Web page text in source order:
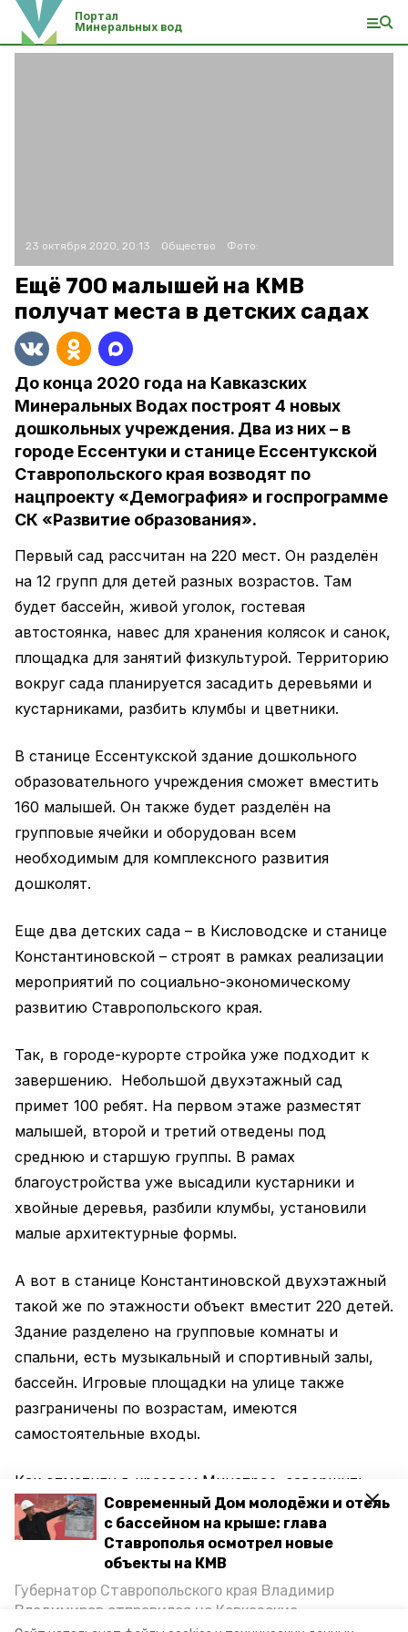
Современный Дом молодёжи и отель
с бассейном на крыше: глава
Ставрополья осмотрел новые
объекты на КМВ
Губернатор Ставропольского края Владимир
Владимиров отправился на Кавказские
Портал
Минеральных вод
23 октября 2020, 20:13 Общество Фото:
Ещё 700 малышей на КМВ
получат места в детских садах
До конца 2020 года на Кавказских
Минеральных Водах построят 4 новых
дошкольных учреждения. Два из них – в
городе Ессентуки и станице Ессентукской
Ставропольского края возводят по
нацпроекту «Демография» и госпрограмме
СК «Развитие образования».
Первый сад рассчитан на 220 мест. Он разделён
на 12 групп для детей разных возрастов. Там
будет бассейн, живой уголок, гостевая
автостоянка, навес для хранения колясок и санок,
площадка для занятий физкультурой. Территорию
вокруг сада планируется засадить деревьями и
кустарниками, разбить клумбы и цветники.
В станице Ессентукской здание дошкольного
образовательного учреждения сможет вместить
160 малышей. Он также будет разделён на
групповые ячейки и оборудован всем
необходимым для комплексного развития
дошколят.
Еще два детских сада – в Кисловодске и станице
Константиновской – строят в рамках реализации
мероприятий по социально-экономическому
развитию Ставропольского края.
Так, в городе-курорте стройка уже подходит к
завершению. Небольшой двухэтажный сад
примет 100 ребят. На первом этаже разместят
малышей, второй и третий отведены под
среднюю и старшую группы. В рамах
благоустройства уже высадили кустарники и
хвойные деревья, разбили клумбы, установили
малые архитектурные формы.
А вот в станице Константиновской двухэтажный
такой же по этажности объект вместит 220 детей.
Здание разделено на групповые комнаты и
спальни, есть музыкальный и спортивный залы,
бассейн. Игровые площадки на улице также
разграничены по возрастам, имеются
самостоятельные входы.
Как отметили в краевом Минстрое, завершить
работы и ввести дошкольные учреждения в
эксплуатацию планируют до конца 2020 года.
Как сообщалось ранее, всего в этом году
собирались начать возводить десять детских